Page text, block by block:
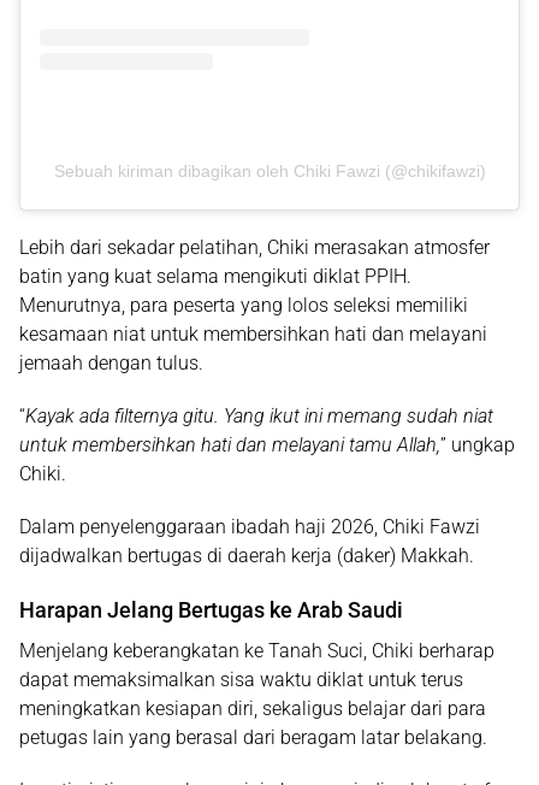
Sebuah kiriman dibagikan oleh Chiki Fawzi (@chikifawzi)
Lebih dari sekadar pelatihan, Chiki merasakan atmosfer
batin yang kuat selama mengikuti diklat PPIH.
Menurutnya, para peserta yang lolos seleksi memiliki
kesamaan niat untuk membersihkan hati dan melayani
jemaah dengan tulus.
“Kayak ada filternya gitu. Yang ikut ini memang sudah niat
untuk membersihkan hati dan melayani tamu Allah, ” ungkap
Chiki.
Dalam penyelenggaraan ibadah haji 2026, Chiki Fawzi
dijadwalkan bertugas di daerah kerja (daker) Makkah.
Harapan Jelang Bertugas ke Arab Saudi
Menjelang keberangkatan ke Tanah Suci, Chiki berharap
dapat memaksimalkan sisa waktu diklat untuk terus
meningkatkan kesiapan diri, sekaligus belajar dari para
petugas lain yang berasal dari beragam latar belakang.